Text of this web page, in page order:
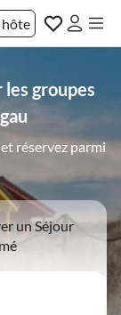
hôte
groupes
réservez parmi
un Séjour